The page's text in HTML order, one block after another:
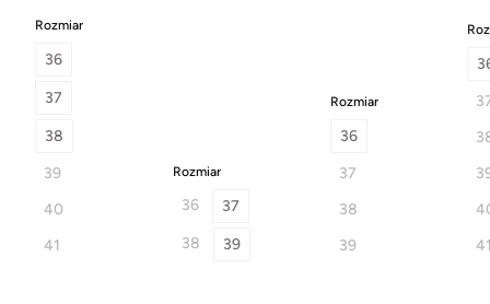
Rozmiar
36
37
38
39
40
41
Rozmiar
36
37
38
39
Rozmiar
36
37
38
39